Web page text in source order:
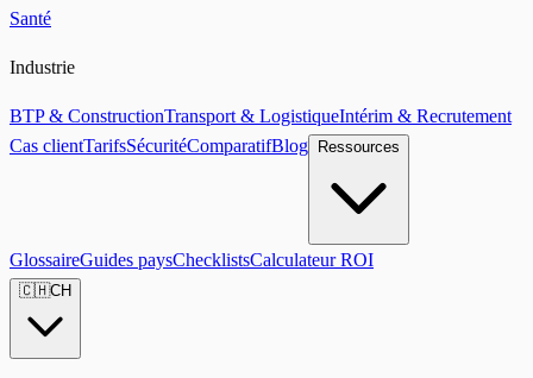
Santé
Industrie
BTP & ConstructionTransport & LogistiqueIntérim & Recrutement
Cas clientTarifsSécuritéComparatifBlog Ressources
GlossaireGuides paysChecklistsCalculateur ROI
🇨🇭CH